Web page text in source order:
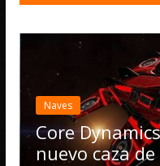
Mk II: El
Federal